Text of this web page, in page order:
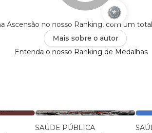
Ascensão no nosso Ranking, com um
Mais sobre o autor
Entenda o nosso Ranking de Medalhas
SAÚDE PÚBLICA